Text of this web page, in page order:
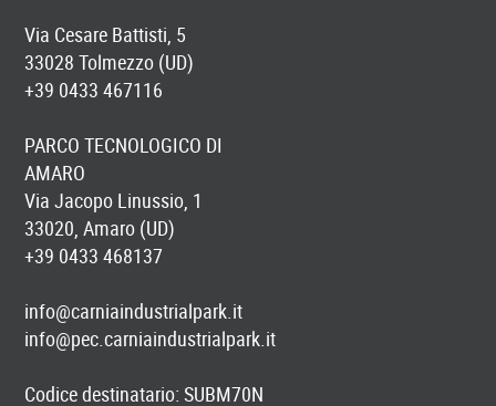
Via Cesare Battisti, 5
33028 Tolmezzo (UD)
+39 0433 467116
PARCO TECNOLOGICO DI
AMARO
Via Jacopo Linussio, 1
33020, Amaro (UD)
+39 0433 468137
info@carniaindustrialpark.it
info@pec.carniaindustrialpark.it
Codice destinatario: SUBM70N